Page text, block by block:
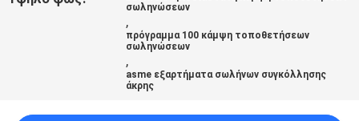
ΠΕΡΙΠΤΏΣΕΙΣ
σωληνώσεων
,
πρόγραμμα 100 κάμψη τοποθετήσεων
σωληνώσεων
,
asme εξαρτήματα σωλήνων συγκόλλησης
άκρης